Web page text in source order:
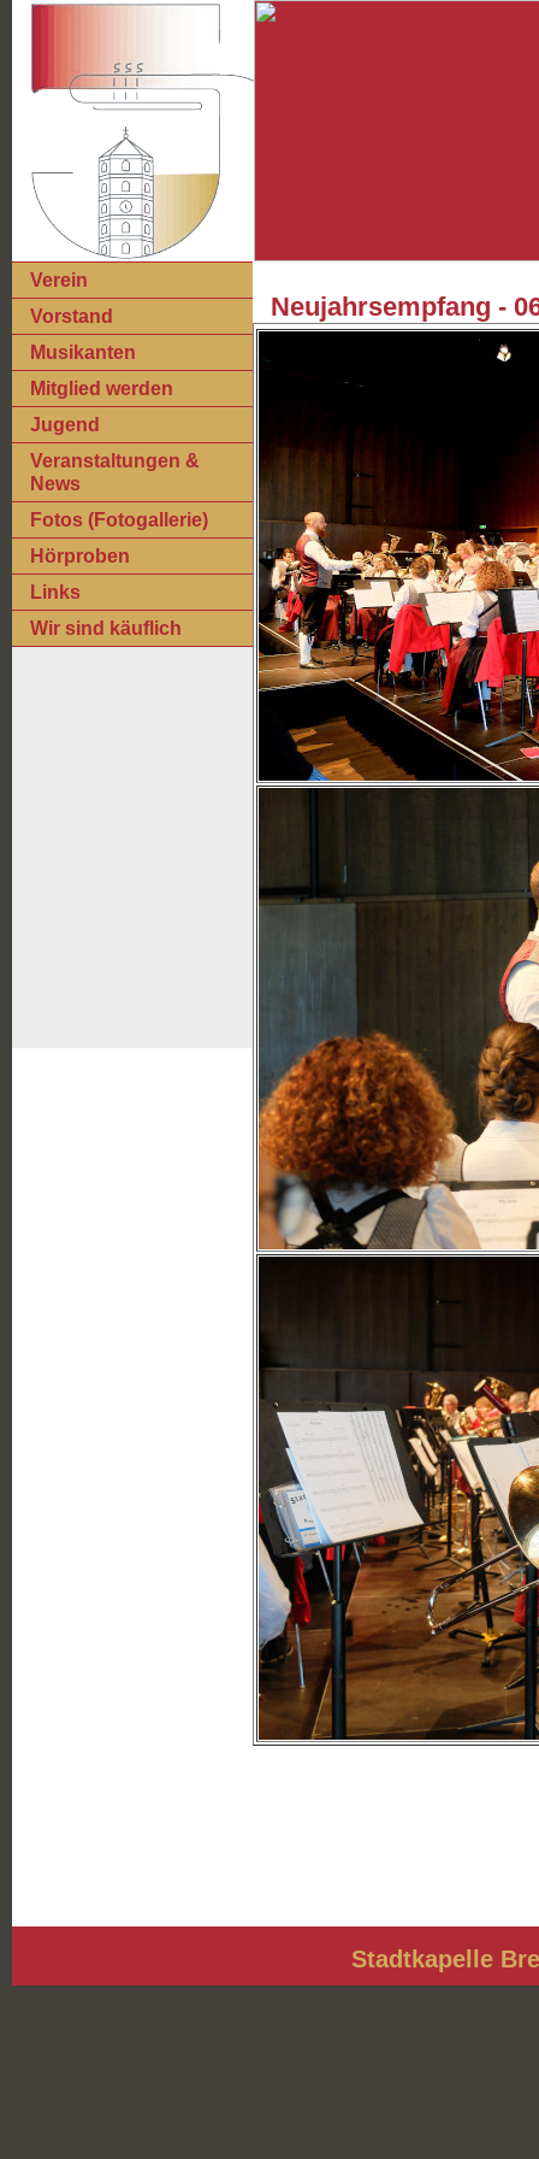
Verein
Vorstand
Musikanten
Mitglied werden
Jugend
Veranstaltungen &
News
Fotos (Fotogallerie)
Hörproben
Links
Wir sind käuflich
Neujahrsempfang -
Stadtkapelle